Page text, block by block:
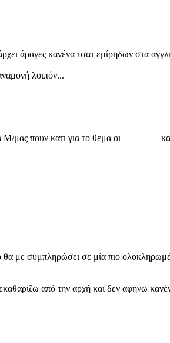
άραγες κανένα τσατ εμίρηδων στα
λοιπόν...
μας πουν κατι για το θεμα οι
με συμπληρώσει σε μία πιο
από την αρχή και δεν αφήνω